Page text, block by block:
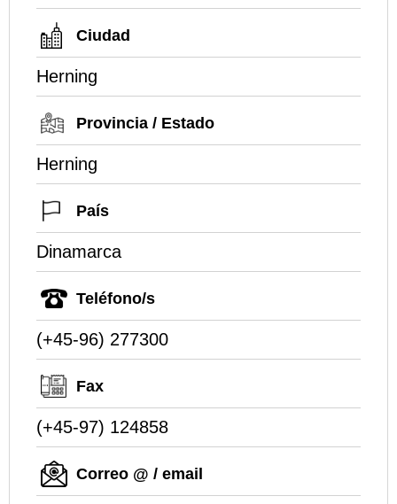
Ciudad
Herning
Provincia / Estado
Herning
País
Dinamarca
Teléfono/s
(+45-96) 277300
Fax
(+45-97) 124858
Correo @ / email